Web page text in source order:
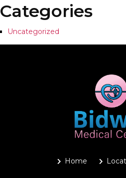
Categories
Uncategorized
Home